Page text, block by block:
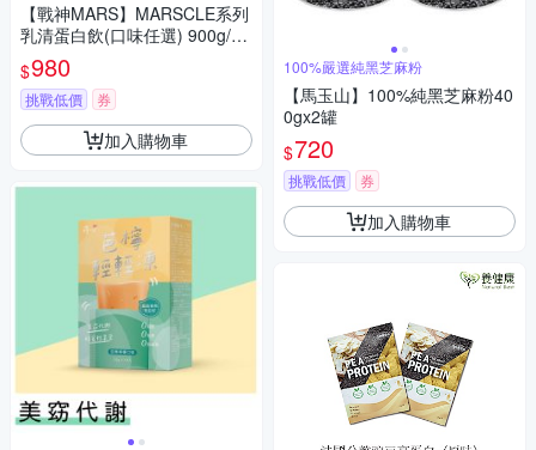
【戰神MARS】MARSCLE系列
乳清蛋白飲(口味任選) 900g/袋
(蛋白粉)
$980
挑戰低價 券
加入購物車
100%嚴選純黑芝麻粉
【馬玉山】100%純黑芝麻粉40
0gx2罐
$720
挑戰低價 券
加入購物車